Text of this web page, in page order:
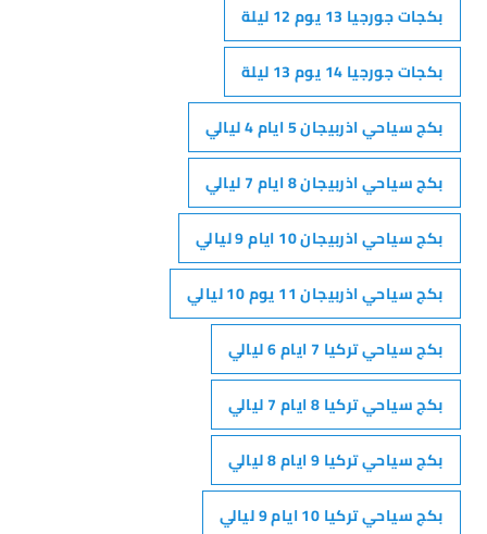
بكجات جورجيا 13 يوم 12 ليلة
بكجات جورجيا 14 يوم 13 ليلة
بكج سياحي اذربيجان 5 ايام 4 ليالي
بكج سياحي اذربيجان 8 ايام 7 ليالي
بكج سياحي اذربيجان 10 ايام 9 ليالي
بكج سياحي اذربيجان 11 يوم 10 ليالي
بكج سياحي تركيا 7 ايام 6 ليالي
بكج سياحي تركيا 8 ايام 7 ليالي
بكج سياحي تركيا 9 ايام 8 ليالي
بكج سياحي تركيا 10 ايام 9 ليالي